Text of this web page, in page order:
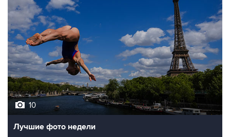
10
Лучшие фото недели